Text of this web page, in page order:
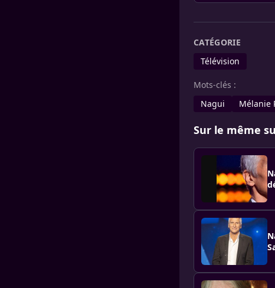
CATÉGORIE
Télévision
Mots-clés :
Nagui
Mélanie
Sur le même